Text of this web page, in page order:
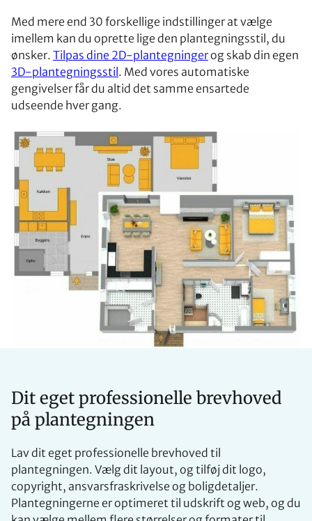
Med mere end 30 forskellige indstillinger at vælge
imellem kan du oprette lige den plantegningsstil, du
ønsker. Tilpas dine 2D-plantegningerog skab din egen
3D-plantegningsstil. Med vores automatiske
gengivelser får du altid det samme ensartede
udseende hver gang.
Dit eget professionelle brevhoved
på plantegningen
Lav dit eget professionelle brevhoved til
plantegningen. Vælg dit layout, og tilføj dit logo,
copyright, ansvarsfraskrivelse og boligdetaljer.
Plantegningerne er optimeret til udskrift og web, og du